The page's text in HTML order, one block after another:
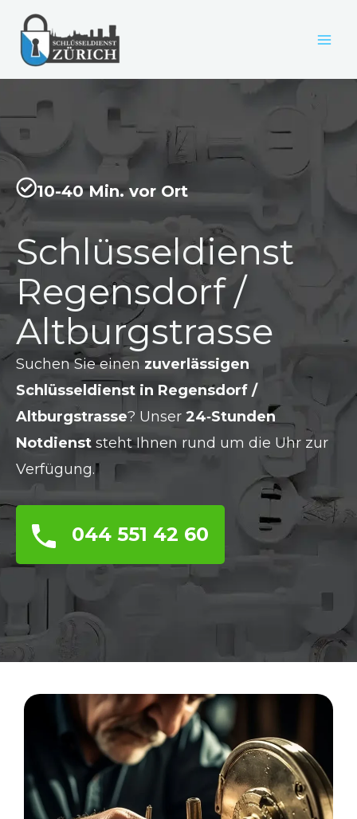
Inhalt
springen
10-40 Min. vor Ort
Schlüsseldienst
Regensdorf /
Altburgstrasse
Suchen Sie einen zuverlässigen
Schlüsseldienst in Regensdorf /
Altburgstrasse? Unser 24‑Stunden
Notdienst steht Ihnen rund um die Uhr zur
Verfügung.
044 551 42 60